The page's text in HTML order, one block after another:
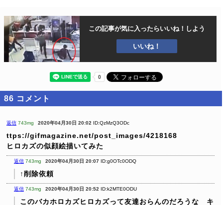
この記事が気に入ったらいいね！しよう
いいね！
86 コメント
返信 743mg 2020年04月30日 20:02 ID:QzMzQ3ODc
ttps://gifmagazine.net/post_images/4218168
ヒロカズの似顔絵描いてみた
返信 743mg 2020年04月30日 20:07 ID:g0OTc0ODQ
↑削除依頼
返信 743mg 2020年04月30日 20:52 ID:k2MTE0ODU
このバカホロカズヒロカズって友達おらんのだろうな キ